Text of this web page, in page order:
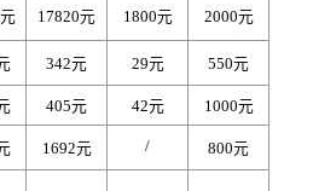
17820元 1800元
2000元
342元 29元
550元
405元 42元
1000元
1692元 /
800元